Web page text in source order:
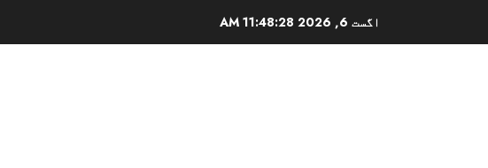
اگست 6, 2026 11:48:28 AM